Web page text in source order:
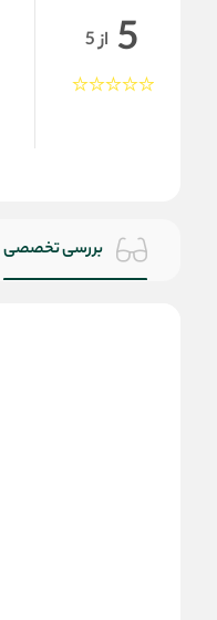
5 از 5
بررسی تخصصی